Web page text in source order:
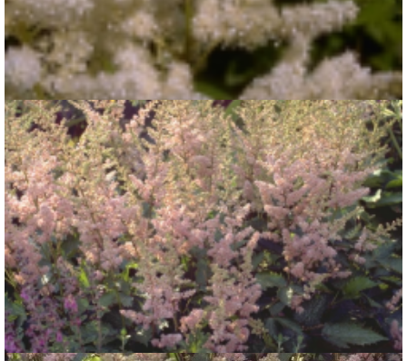
Spirea
Astilbe 'Washington'